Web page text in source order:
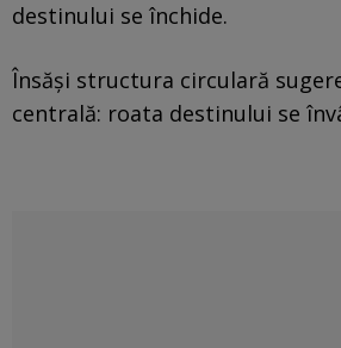
destinului se închide.
Însăși structura circulară
centrală: roata destinului se